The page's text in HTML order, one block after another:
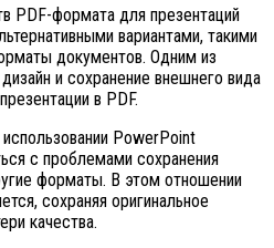
PDF-формата для презентаций
вариантами, такими
документов. Одним из
и сохранение внешнего вида
в PDF.
PowerPoint
с проблемами сохранения
форматы. В этом отношении
сохраняя оригинальное
качества.